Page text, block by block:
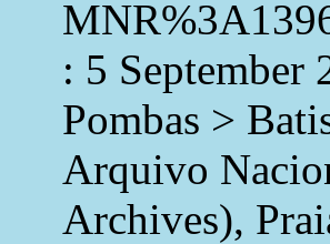
: 5 September
Pombas >
Arquivo
Archives),